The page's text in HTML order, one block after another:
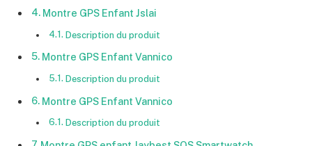
Montre GPS Enfant Jslai
Description du produit
Montre GPS Enfant Vannico
Description du produit
Montre GPS Enfant Vannico
Description du produit